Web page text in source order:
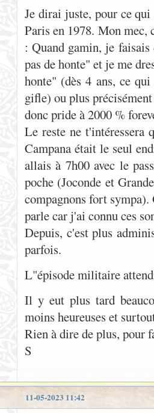
Je dirai juste, pour ce
Paris en 1978. Mon mec,
: Quand gamin, je faisais
pas de honte" et je me
honte" (dès 4 ans, ce
gifle) ou plus
donc pride à 2000 %
Le reste ne t'intéressera
Campana était le seul
allais à 7h00 avec le
poche (Joconde et
compagnons fort
parle car j'ai connu ces
Depuis, c'est plus
parfois.
L"épisode militaire
Il y eut plus tard
moins heureuses et
Rien à dire de plus, pour
S
11-05-2023 11:42